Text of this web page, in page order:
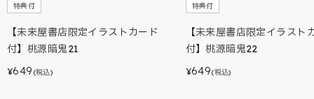
特典付
【未来屋書店限定イラストカード
付】桃源暗鬼21
¥649 (税込)
特典付
【未来屋書店限定イラスト
付】桃源暗鬼22
¥649(税込)